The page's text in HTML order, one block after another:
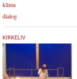
klima
dialog
17.
juni
2020
KIRKELIV